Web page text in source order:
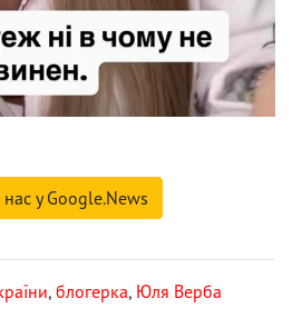
нас у Google.News
, блогерка, Юля Верба